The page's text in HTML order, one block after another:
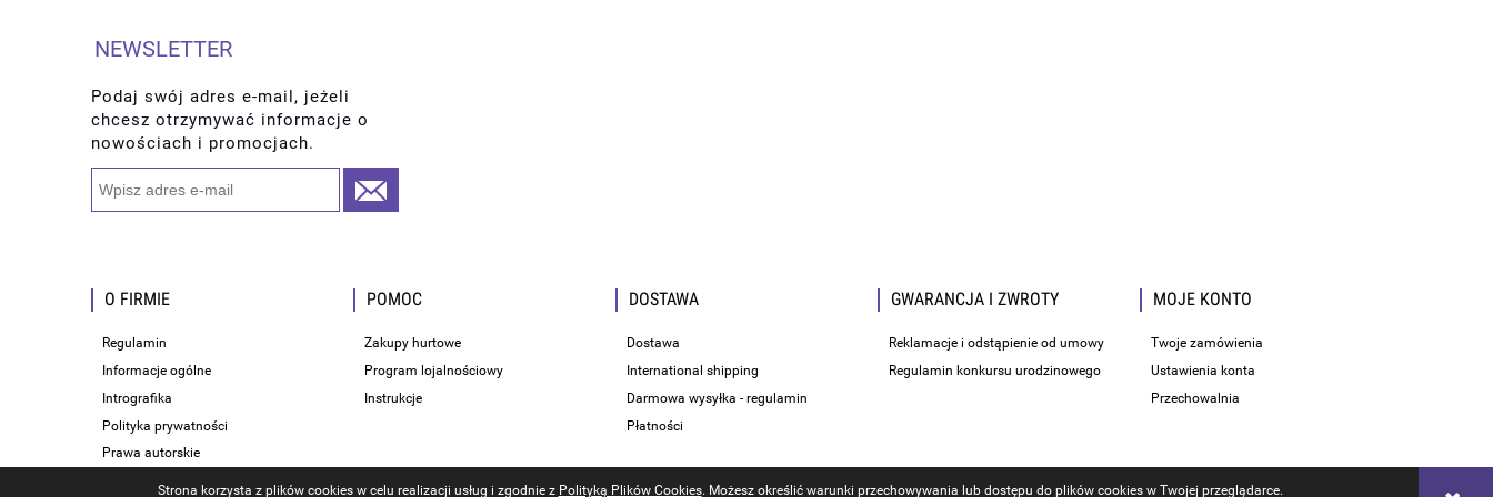
Strona korzysta z plików cookies w celu realizacji usług i zgodnie z Polityką Plików Cookies. Możesz określić warunki przechowywania lub dostępu do plików cookies w Twojej przeglądarce.
NEWSLETTER
Podaj swój adres e-mail, jeżeli
chcesz otrzymywać informacje o
nowościach i promocjach.
O FIRMIE
Regulamin
Informacje ogólne
Intrografika
Polityka prywatności
Prawa autorskie
POMOC
Zakupy hurtowe
Program lojalnościowy
Instrukcje
DOSTAWA
Dostawa
International shipping
Darmowa wysyłka - regulamin
Płatności
GWARANCJA I ZWROTY
Reklamacje i odstąpienie od umowy
Regulamin konkursu urodzinowego
MOJE KONTO
Twoje zamówienia
Ustawienia konta
Przechowalnia